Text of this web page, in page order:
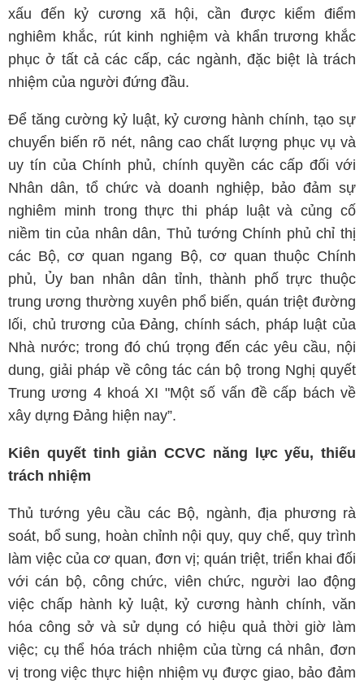
xấu đến kỷ cương xã hội, cần được kiểm điểm
nghiêm khắc, rút kinh nghiệm và khẩn trương khắc
phục ở tất cả các cấp, các ngành, đặc biệt là trách
nhiệm của người đứng đầu.
Để tăng cường kỷ luật, kỷ cương hành chính, tạo sự
chuyển biến rõ nét, nâng cao chất lượng phục vụ và
uy tín của Chính phủ, chính quyền các cấp đối với
Nhân dân, tổ chức và doanh nghiệp, bảo đảm sự
nghiêm minh trong thực thi pháp luật và củng cố
niềm tin của nhân dân, Thủ tướng Chính phủ chỉ thị
các Bộ, cơ quan ngang Bộ, cơ quan thuộc Chính
phủ, Ủy ban nhân dân tỉnh, thành phố trực thuộc
trung ương thường xuyên phổ biến, quán triệt đường
lối, chủ trương của Đảng, chính sách, pháp luật của
Nhà nước; trong đó chú trọng đến các yêu cầu, nội
dung, giải pháp về công tác cán bộ trong Nghị quyết
Trung ương 4 khoá XI "Một số vấn đề cấp bách về
xây dựng Đảng hiện nay”.
Kiên quyết tinh giản CCVC năng lực yếu, thiếu
trách nhiệm
Thủ tướng yêu cầu các Bộ, ngành, địa phương rà
soát, bổ sung, hoàn chỉnh nội quy, quy chế, quy trình
làm việc của cơ quan, đơn vị; quán triệt, triển khai đối
với cán bộ, công chức, viên chức, người lao động
việc chấp hành kỷ luật, kỷ cương hành chính, văn
hóa công sở và sử dụng có hiệu quả thời giờ làm
việc; cụ thể hóa trách nhiệm của từng cá nhân, đơn
vị trong việc thực hiện nhiệm vụ được giao, bảo đảm